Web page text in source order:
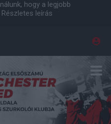
hogy a legjobb
Részletes leírás